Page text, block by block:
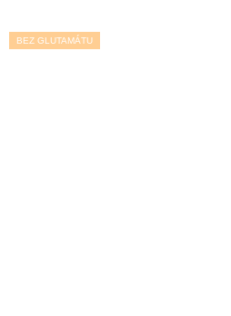
BEZ GLUTAMÁTU